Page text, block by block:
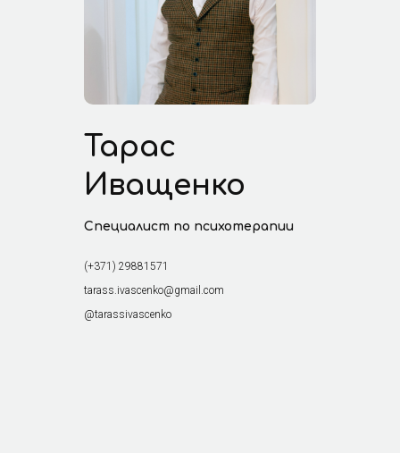
Тарас
Иващенко
Специалист по психотерапии
(+371) 29881571
tarass.ivascenko@gmail.com
@tarassivascenko